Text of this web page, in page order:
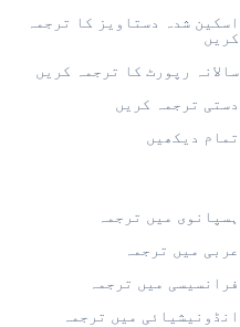
اسکین شدہ دستاویز کا ترجمہ
کریں
سالانہ رپورٹ کا ترجمہ کریں
دستی ترجمہ کریں
تمام دیکھیں
ہسپانوی میں ترجمہ
عربی میں ترجمہ
فرانسیسی میں ترجمہ
انڈونیشیائی میں ترجمہ